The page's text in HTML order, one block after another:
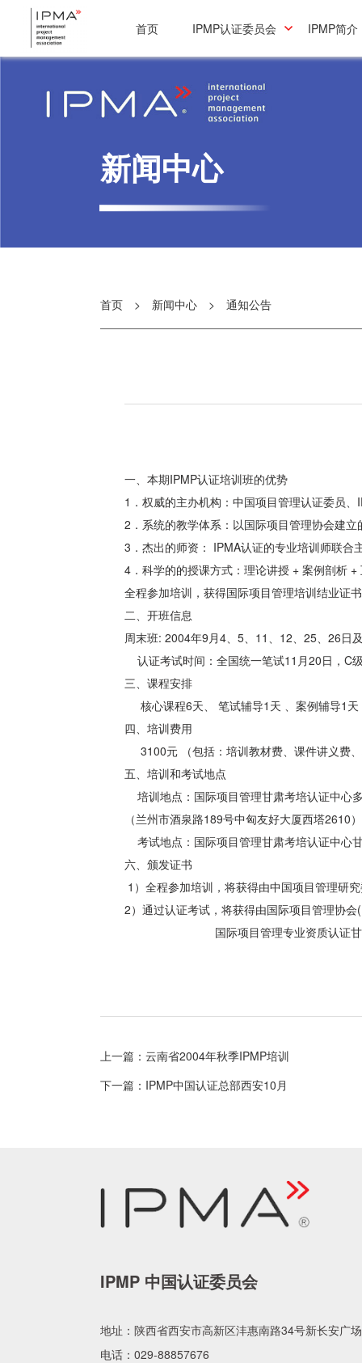
首页 IPMP认证委员会 IPMP简介
新闻中心
首页 > 新闻中心 > 通知公告
一、本期IPMP认证培训班的优势
1．权威的主办机构：中国项目管理认证委员
2．系统的教学体系：以国际项目管理协会建
3．杰出的师资： IPMA认证的专业培训师联合
4．科学的的授课方式：理论讲授 + 案例剖析
全程参加培训，获得国际项目管理培训结业证
二、开班信息
周末班: 2004年9月4、5、11、12、25、26日
认证考试时间：全国统一笔试11月20日，C
三、课程安排
核心课程6天、 笔试辅导1天 、案例辅导1
四、培训费用
3100元 （包括：培训教材费、课件讲义费
五、培训和考试地点
培训地点：国际项目管理甘肃考培认证中心
（兰州市酒泉路189号中匈友好大厦西塔2610
考试地点：国际项目管理甘肃考培认证中心
六、颁发证书
1）全程参加培训，将获得由中国项目管理研
2）通过认证考试，将获得由国际项目管理协
国际项目管理专业资质认证甘肃
上一篇：云南省2004年秋季IPMP培训
下一篇：IPMP中国认证总部西安10月
IPMP 中国认证委员会
地址： 陕西省西安市高新区沣惠南路34号新长安广
电话： 029-88857676